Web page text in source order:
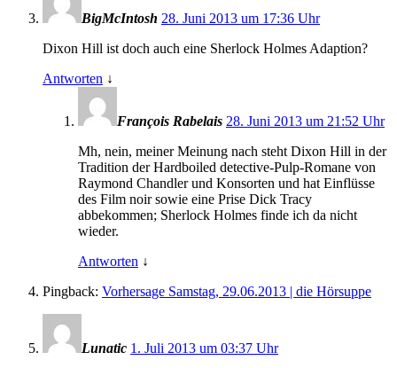
BigMcIntosh 28. Juni 2013 um 17:36 Uhr
Dixon Hill ist doch auch eine Sherlock Holmes Adaption?
Antworten ↓
François Rabelais 28. Juni 2013 um 21:52 Uhr
Mh, nein, meiner Meinung nach steht Dixon Hill in der
Tradition der Hardboiled detective-Pulp-Romane von
Raymond Chandler und Konsorten und hat Einflüsse
des Film noir sowie eine Prise Dick Tracy
abbekommen; Sherlock Holmes finde ich da nicht
wieder.
Antworten ↓
Pingback: Vorhersage Samstag, 29.06.2013 | die Hörsuppe
Lunatic 1. Juli 2013 um 03:37 Uhr